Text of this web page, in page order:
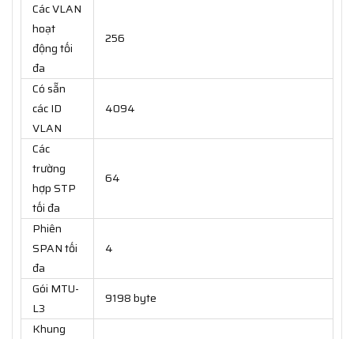
Các VLAN
hoạt
động tối
đa
256
Có sẵn
các ID
VLAN
4094
Các
trường
hợp STP
tối đa
64
Phiên
SPAN tối
đa
4
Gói MTU-
L3
9198 byte
Khung